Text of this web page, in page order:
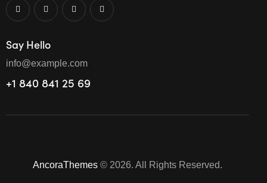
Say Hello
info@example.com
+1 840 841 25 69
AncoraThemes © 2026. All Rights Reserved.